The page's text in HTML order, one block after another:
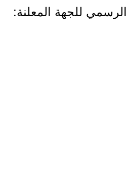
للجهة المعلنة: